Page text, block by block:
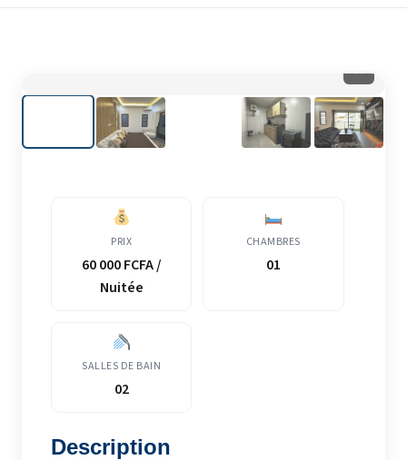
⛶
PRIX
60 000 FCFA /
Nuitée
CHAMBRES
01
SALLES DE BAIN
02
Description